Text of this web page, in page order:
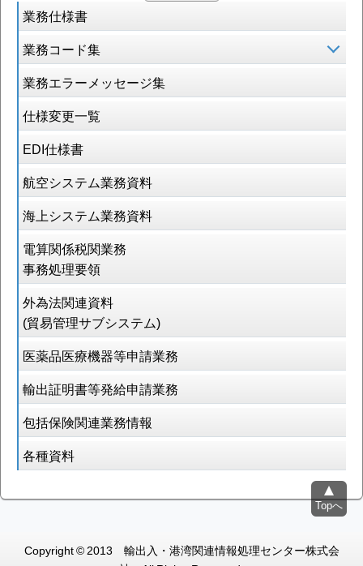
業務仕様書
業務コード集
業務エラーメッセージ集
仕様変更一覧
EDI仕様書
航空システム業務資料
海上システム業務資料
電算関係税関業務
事務処理要領
外為法関連資料
(貿易管理サブシステム)
医薬品医療機器等申請業務
輸出証明書等発給申請業務
包括保険関連業務情報
各種資料
Copyright © 2013 輸出入・港湾関連情報処理センター株式会
Topへ